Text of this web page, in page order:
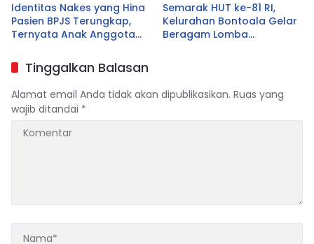
Identitas Nakes yang Hina
Pasien BPJS Terungkap,
Ternyata Anak Anggota
Semarak HUT ke-81 RI,
Kelurahan Bontoala Gelar
Beragam Lomba
Tinggalkan Balasan
Alamat email Anda tidak akan dipublikasikan. Ruas yang
wajib ditandai *